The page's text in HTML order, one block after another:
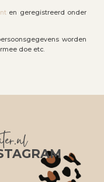
en geregistreerd onder
worden
doe etc.